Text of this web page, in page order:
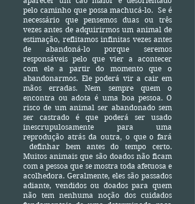
pelo caminho que possa machucá-lo. Se é
necessário que pensemos duas ou três
vezes antes de adquirirmos um animal de
estimação, reflitamos infinitas vezes antes
de abandoná-lo porque seremos
responsáveis pelo que vier a acontecer
com ele a partir do momento que o
abandonarmos. Ele poderá vir a cair em
mãos erradas. Nem sempre quem o
encontra ou adota é uma boa pessoa. O
risco de um animal ser abandonado sem
ser castrado é que poderá ser usado
inescrupulosamente para uma
reprodução atrás da outra, o que o fará
definhar bem antes do tempo certo.
Muitos animais que são doados não ficam
com a pessoa que se mostra toda afetuosa e
acolhedora. Geralmente, eles são passados
adiante, vendidos ou doados para quem
não tem nenhuma noção dos cuidados